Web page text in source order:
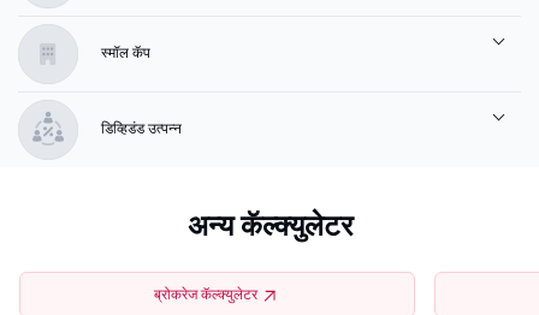
स्मॉल कॅप
डिव्हिडंड उत्पन्न
अन्य कॅल्क्युलेटर
ब्रोकरेज कॅल्क्युलेटर